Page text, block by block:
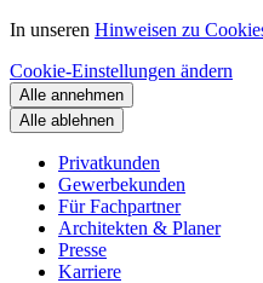
In unseren Hinweisen zu
Cookie-Einstellungen ändern
Alle annehmen
Alle ablehnen
Privatkunden
Gewerbekunden
Für Fachpartner
Architekten & Planer
Presse
Karriere